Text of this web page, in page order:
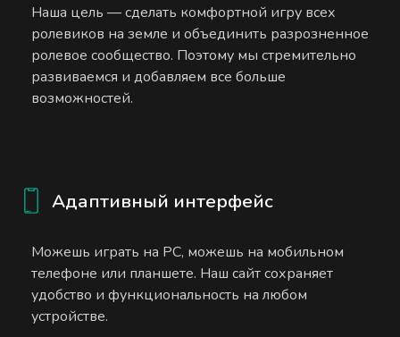
Наша цель — сделать комфортной игру всех
ролевиков на земле и объединить разрозненное
ролевое сообщество. Поэтому мы стремительно
развиваемся и добавляем все больше
возможностей.
Адаптивный интерфейс
Можешь играть на PC, можешь на мобильном
телефоне или планшете. Наш сайт сохраняет
удобство и функциональность на любом
устройстве.